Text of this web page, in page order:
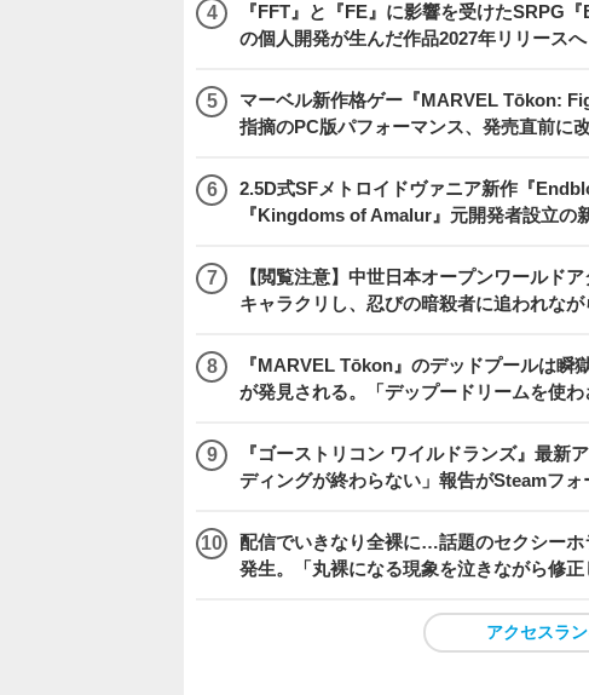
『FFT』と『FE』に影響を受けたSRPG
の個人開発が生んだ作品2027年リリースへ
マーベル新作格ゲー『MARVEL Tōkon:
指摘のPC版パフォーマンス、発売直前に
2.5D式SFメトロイドヴァニア新作『
『Kingdoms of Amalur』元開発者設立の
【閲覧注意】中世日本オープンワールド
キャラクリし、忍びの暗殺者に追われな
『MARVEL Tōkon』のデッドプールは瞬
が発見される。「デップードリームを使
『ゴーストリコン ワイルドランズ』最新
ディングが終わらない」報告がSteamフ
配信でいきなり全裸に…話題のセクシー
発生。「丸裸になる現象を泣きながら修
アクセスラ